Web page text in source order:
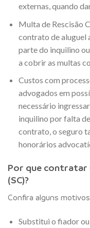
externas, quando
Multa de Rescisão
contrato de aluguel
parte do inquilino
a cobrir as multas
Custos com
advogados em
necessário
inquilino por falta
contrato, o seguro
honorários
Por que contratar
(SC)?
Confira alguns
Substitui o fiador